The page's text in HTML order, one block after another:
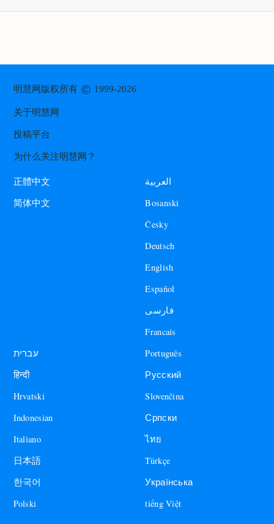
明慧网版权所有© 1999-2026
关于明慧网
投稿平台
为什么关注明慧网？
正體中文
简体中文
العربية
Bosanski
Česky
Deutsch
English
Español
فارسی
Francais
עברית
हिन्दी
Hrvatski
Indonesian
Italiano
日本語
한국어
Polski
Português
Русский
Slovenčina
Српски
ไทย
Türkçe
Українська
tiếng Việt